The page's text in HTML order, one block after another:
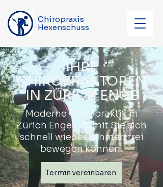
Chiropraxis
Hexenschuss
IHRE
CHIROPRAKTOREN
IN ZÜRICH ENGE
Moderne Chiropraktik in
Zürich Enge – damit Sie sich
schnell wieder schmerzfrei
bewegen können.
Termin vereinbaren